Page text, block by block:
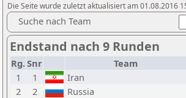
Die Seite wurde zuletzt aktualisiert am 01.08.2016
Suche nach Team
Endstand nach 9 Runden
Rg.Snr Team
1
1 Iran
2
2 Russia